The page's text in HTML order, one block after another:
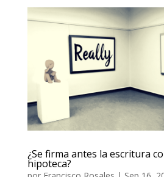
¿Se firma antes la escritura
hipoteca?